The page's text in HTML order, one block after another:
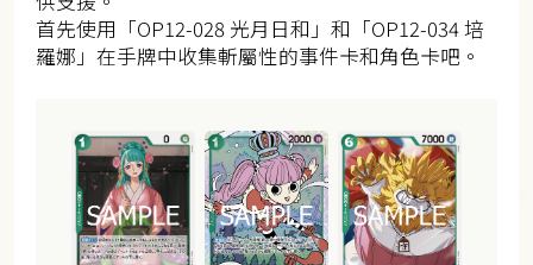
首先使用「OP12-028 光月日和」和「OP12-034 培
羅娜」在手牌中收集斬屬性的事件卡和角色卡吧。